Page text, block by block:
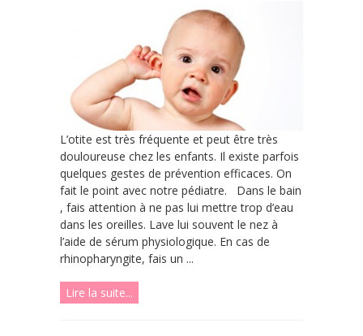
L’otite est très fréquente et peut être très
douloureuse chez les enfants. Il existe parfois
quelques gestes de prévention efficaces. On
fait le point avec notre pédiatre. Dans le bain
, fais attention à ne pas lui mettre trop d’eau
dans les oreilles. Lave lui souvent le nez à
l’aide de sérum physiologique. En cas de
rhinopharyngite, fais un ...
Lire la suite...